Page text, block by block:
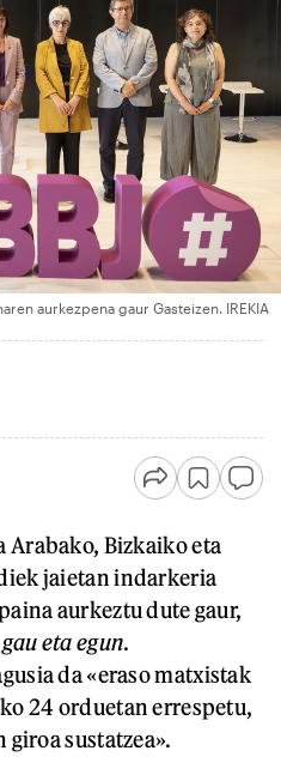
aurkezpena gaur Gasteizen. IREKIA
Arabako, Bizkaiko eta
jaietan indarkeria
aurkeztu dute gaur,
eta egun.
da «eraso matxistak
24 orduetan errespetu,
giroa sustatzea».